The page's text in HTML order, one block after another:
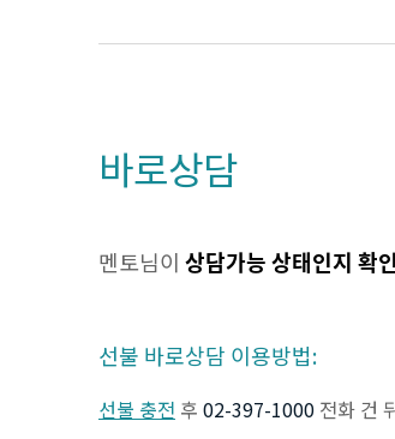
바로상담
멘토님이 상담가능 상태인지 확
선불 바로상담 이용방법:
선불 충전 후 02-397-1000 전화 건